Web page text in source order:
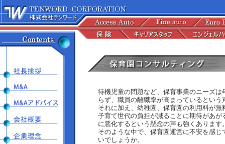
待機児童の問題など、保育事業のニーズは
らず、職員の離職率が高まっているとい
それに加え、幼稚園、保育園の利用料が無
子育て世代の負担が減ることに期待があが
に悪化するという懸念の声も強くあります
そのような中で、保育園運営に不安を感
いでしょうか。